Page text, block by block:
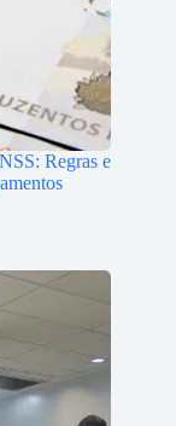
Regras e